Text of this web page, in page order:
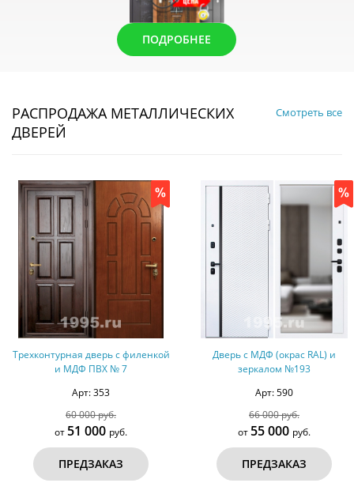
ПОДРОБНЕЕ
РАСПРОДАЖА МЕТАЛЛИЧЕСКИХ
ДВЕРЕЙ
Смотреть все
Трехконтурная дверь с филенкой
и МДФ ПВХ № 7
Арт: 353
60 000 руб.
от 51 000 руб.
ПРЕДЗАКАЗ
Дверь с МДФ (окрас RAL) и
зеркалом №193
Арт: 590
66 000 руб.
от 55 000 руб.
ПРЕДЗАКАЗ